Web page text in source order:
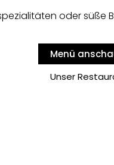
oder süße
Menü
Unser